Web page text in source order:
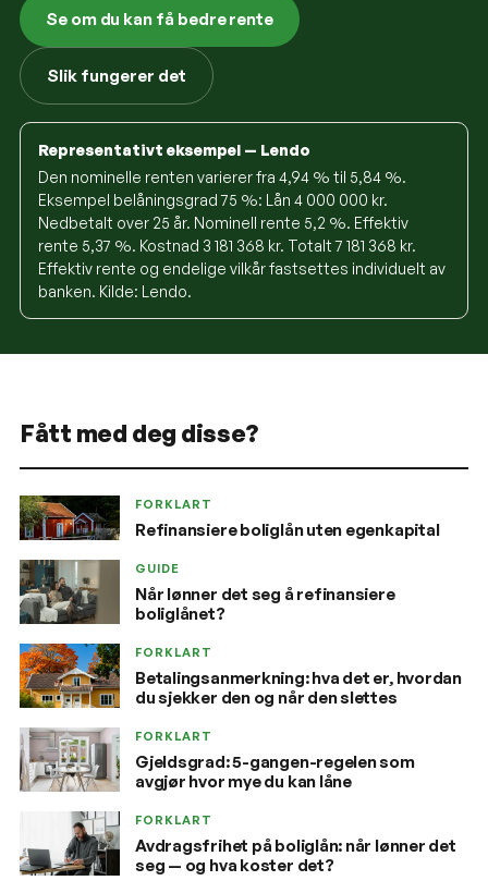
Se om du kan få bedre rente
Slik fungerer det
Representativt eksempel — Lendo
Den nominelle renten varierer fra 4,94 % til 5,84 %.
Eksempel belåningsgrad 75 %: Lån 4 000 000 kr.
Nedbetalt over 25 år. Nominell rente 5,2 %. Effektiv
rente 5,37 %. Kostnad 3 181 368 kr. Totalt 7 181 368 kr.
Effektiv rente og endelige vilkår fastsettes individuelt av
banken. Kilde: Lendo.
Fått med deg disse?
FORKLART
Refinansiere boliglån uten egenkapital
GUIDE
Når lønner det seg å refinansiere
boliglånet?
FORKLART
Betalingsanmerkning: hva det er, hvordan
du sjekker den og når den slettes
FORKLART
Gjeldsgrad: 5-gangen-regelen som
avgjør hvor mye du kan låne
FORKLART
Avdragsfrihet på boliglån: når lønner det
seg — og hva koster det?